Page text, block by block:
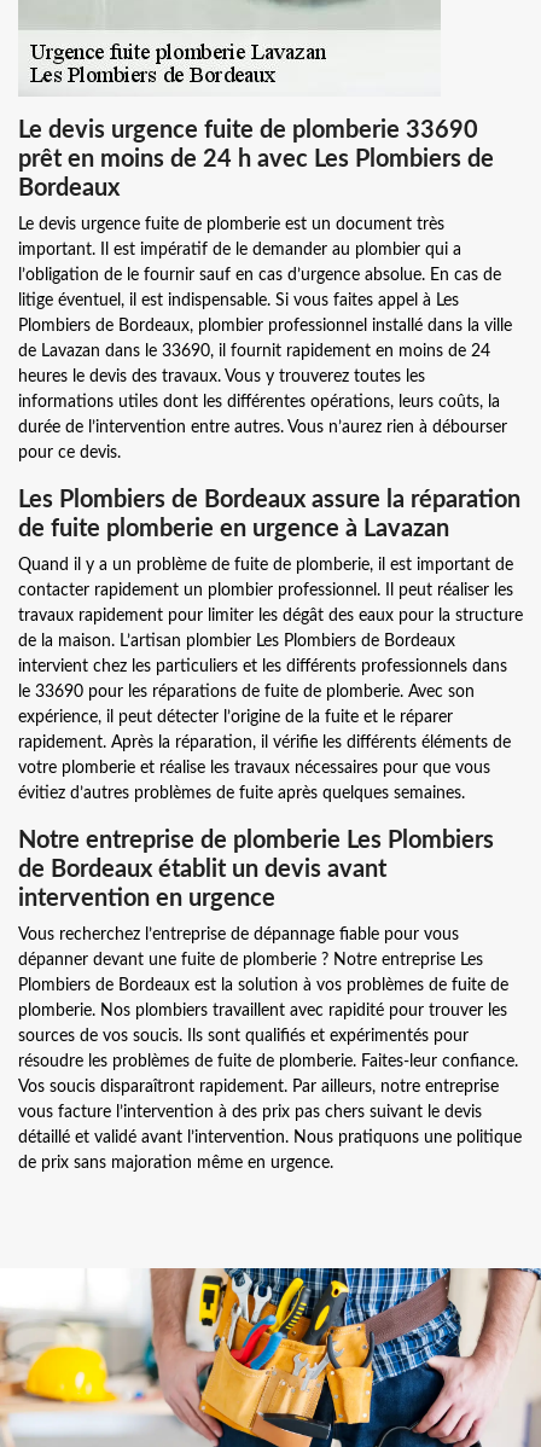
Le devis urgence fuite de plomberie 33690
prêt en moins de 24 h avec Les Plombiers de
Bordeaux
Le devis urgence fuite de plomberie est un document très
important. Il est impératif de le demander au plombier qui a
l’obligation de le fournir sauf en cas d’urgence absolue. En cas de
litige éventuel, il est indispensable. Si vous faites appel à Les
Plombiers de Bordeaux, plombier professionnel installé dans la ville
de Lavazan dans le 33690, il fournit rapidement en moins de 24
heures le devis des travaux. Vous y trouverez toutes les
informations utiles dont les différentes opérations, leurs coûts, la
durée de l’intervention entre autres. Vous n’aurez rien à débourser
pour ce devis.
Les Plombiers de Bordeaux assure la réparation
de fuite plomberie en urgence à Lavazan
Quand il y a un problème de fuite de plomberie, il est important de
contacter rapidement un plombier professionnel. Il peut réaliser les
travaux rapidement pour limiter les dégât des eaux pour la structure
de la maison. L’artisan plombier Les Plombiers de Bordeaux
intervient chez les particuliers et les différents professionnels dans
le 33690 pour les réparations de fuite de plomberie. Avec son
expérience, il peut détecter l’origine de la fuite et le réparer
rapidement. Après la réparation, il vérifie les différents éléments de
votre plomberie et réalise les travaux nécessaires pour que vous
évitiez d’autres problèmes de fuite après quelques semaines.
Notre entreprise de plomberie Les Plombiers
de Bordeaux établit un devis avant
intervention en urgence
Vous recherchez l’entreprise de dépannage fiable pour vous
dépanner devant une fuite de plomberie ? Notre entreprise Les
Plombiers de Bordeaux est la solution à vos problèmes de fuite de
plomberie. Nos plombiers travaillent avec rapidité pour trouver les
sources de vos soucis. Ils sont qualifiés et expérimentés pour
résoudre les problèmes de fuite de plomberie. Faites-leur confiance.
Vos soucis disparaîtront rapidement. Par ailleurs, notre entreprise
vous facture l’intervention à des prix pas chers suivant le devis
détaillé et validé avant l’intervention. Nous pratiquons une politique
de prix sans majoration même en urgence.